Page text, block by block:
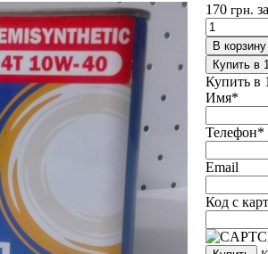
170 грн.
В корзину
Купить в
Купить в
Имя*
Телефон*
Email
Код с